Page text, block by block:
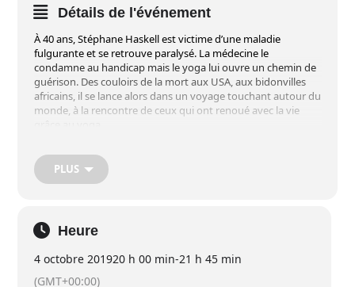
Détails de l'événement
À 40 ans, Stéphane Haskell est victime d’une maladie
fulgurante et se retrouve paralysé. La médecine le
condamne au handicap mais le yoga lui ouvre un chemin de
guérison. Des couloirs de la mort aux USA, aux bidonvilles
africains, il se lance alors dans un voyage touchant autour du
monde, à la rencontre de ceux qui ont renoué avec la vie
expérimentation de relaxation guidée et d’une méditation
Heartfulness proposée par l’Institut Heartfulness.
La méditation Heartfulness est toujours gratuite et conduite
par des bénévoles.
PLUS
Heure
4 octobre 201920 h 00 min-21 h 45 min
(GMT+00:00)